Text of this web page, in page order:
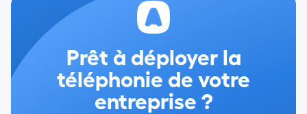
Prêt à déployer la
téléphonie de votre
entreprise ?